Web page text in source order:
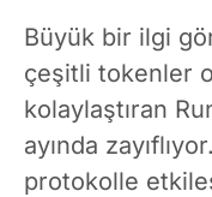
Büyük bir ilgi
çeşitli tokenler
kolaylaştıran
ayında
protokolle